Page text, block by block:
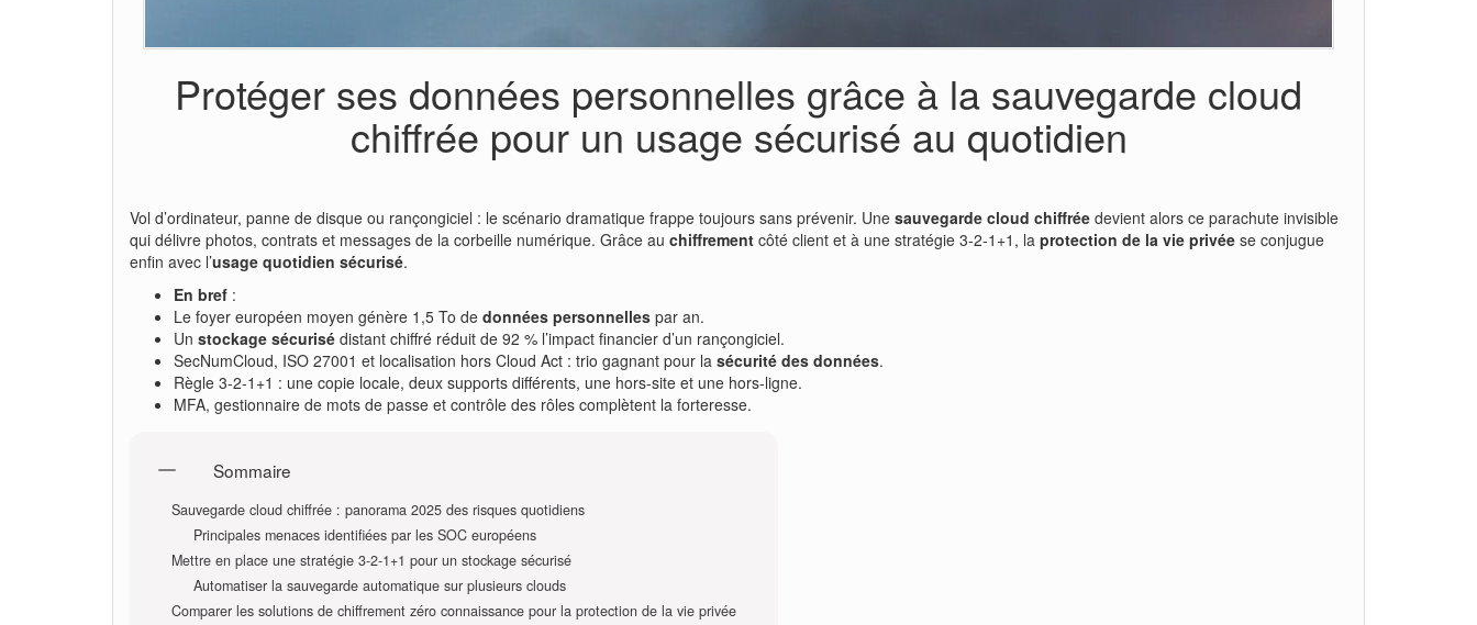
Protéger ses données personnelles grâce à la sauvegarde cloud
chiffrée pour un usage sécurisé au quotidien
Vol d’ordinateur, panne de disque ou rançongiciel : le scénario dramatique frappe toujours sans prévenir. Une sauvegarde cloud chiffrée devient alors ce parachute invisible
qui délivre photos, contrats et messages de la corbeille numérique. Grâce au chiffrement côté client et à une stratégie 3-2-1+1, la protection de la vie privée se conjugue
enfin avec l’usage quotidien sécurisé.
En bref :
Le foyer européen moyen génère 1,5 To de données personnelles par an.
Un stockage sécurisé distant chiffré réduit de 92 % l’impact financier d’un rançongiciel.
SecNumCloud, ISO 27001 et localisation hors Cloud Act : trio gagnant pour la sécurité des données.
Règle 3-2-1+1 : une copie locale, deux supports différents, une hors-site et une hors-ligne.
MFA, gestionnaire de mots de passe et contrôle des rôles complètent la forteresse.
Sommaire
Sauvegarde cloud chiffrée : panorama 2025 des risques quotidiens
Principales menaces identifiées par les SOC européens
Mettre en place une stratégie 3-2-1+1 pour un stockage sécurisé
Automatiser la sauvegarde automatique sur plusieurs clouds
Comparer les solutions de chiffrement zéro connaissance pour la protection de la vie privée